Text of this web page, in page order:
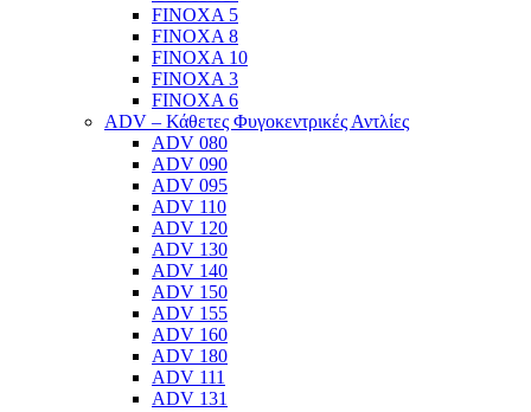
FINOXA 5
FINOXA 8
FINOXA 10
FINOXA 3
FINOXA 6
ADV – Κάθετες Φυγοκεντρικές Αντλίες
ADV 080
ADV 090
ADV 095
ADV 110
ADV 120
ADV 130
ADV 140
ADV 150
ADV 155
ADV 160
ADV 180
ADV 111
ADV 131